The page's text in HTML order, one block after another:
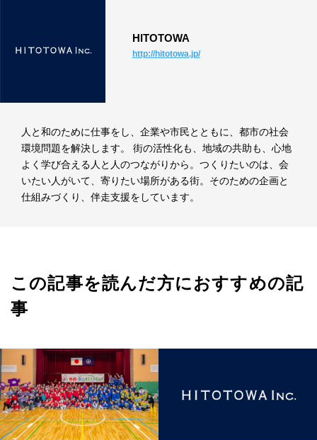
HITOTOWA
http://hitotowa.jp/
人と和のために仕事をし、企業や市民とともに、都市の社会
環境問題を解決します。 街の活性化も、地域の共助も、心地
よく学び合える人と人のつながりから。つくりたいのは、会
いたい人がいて、寄りたい場所がある街。そのための企画と
仕組みづくり、伴走支援をしています。
この記事を読んだ方におすすめの記
事